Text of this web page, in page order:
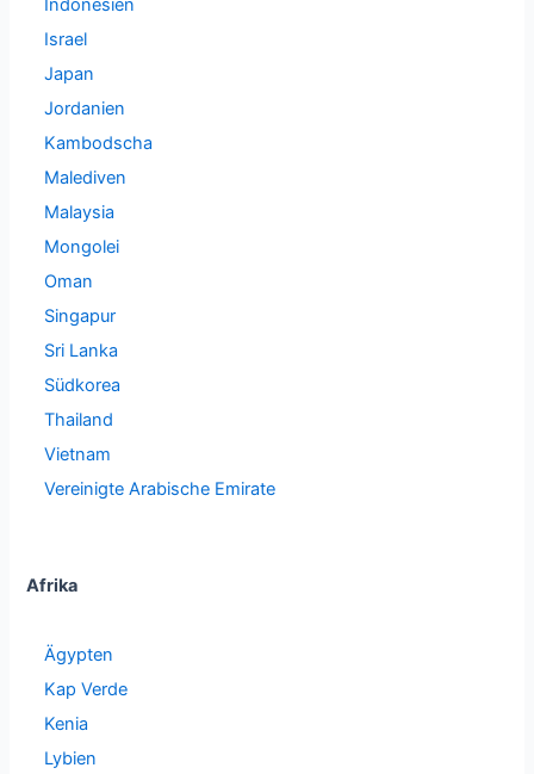
Indonesien
Israel
Japan
Jordanien
Kambodscha
Malediven
Malaysia
Mongolei
Oman
Singapur
Sri Lanka
Südkorea
Thailand
Vietnam
Vereinigte Arabische Emirate
Afrika
Ägypten
Kap Verde
Kenia
Lybien